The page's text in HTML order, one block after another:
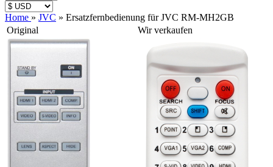
Home » JVC » Ersatzfernbedienung für JVC RM-MH2GB
Original
Wir verkaufen